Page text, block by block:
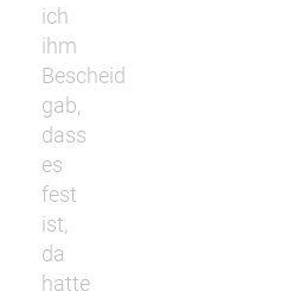
ich
ihm
Bescheid
gab,
dass
es
fest
ist,
da
hatte